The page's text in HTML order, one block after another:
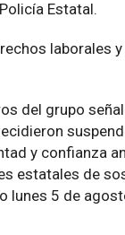
Estatal.
laborales
del grupo
y confianza
estatales de
lunes 5 de